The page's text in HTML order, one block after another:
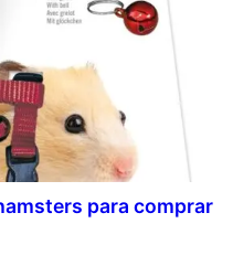
para comprar